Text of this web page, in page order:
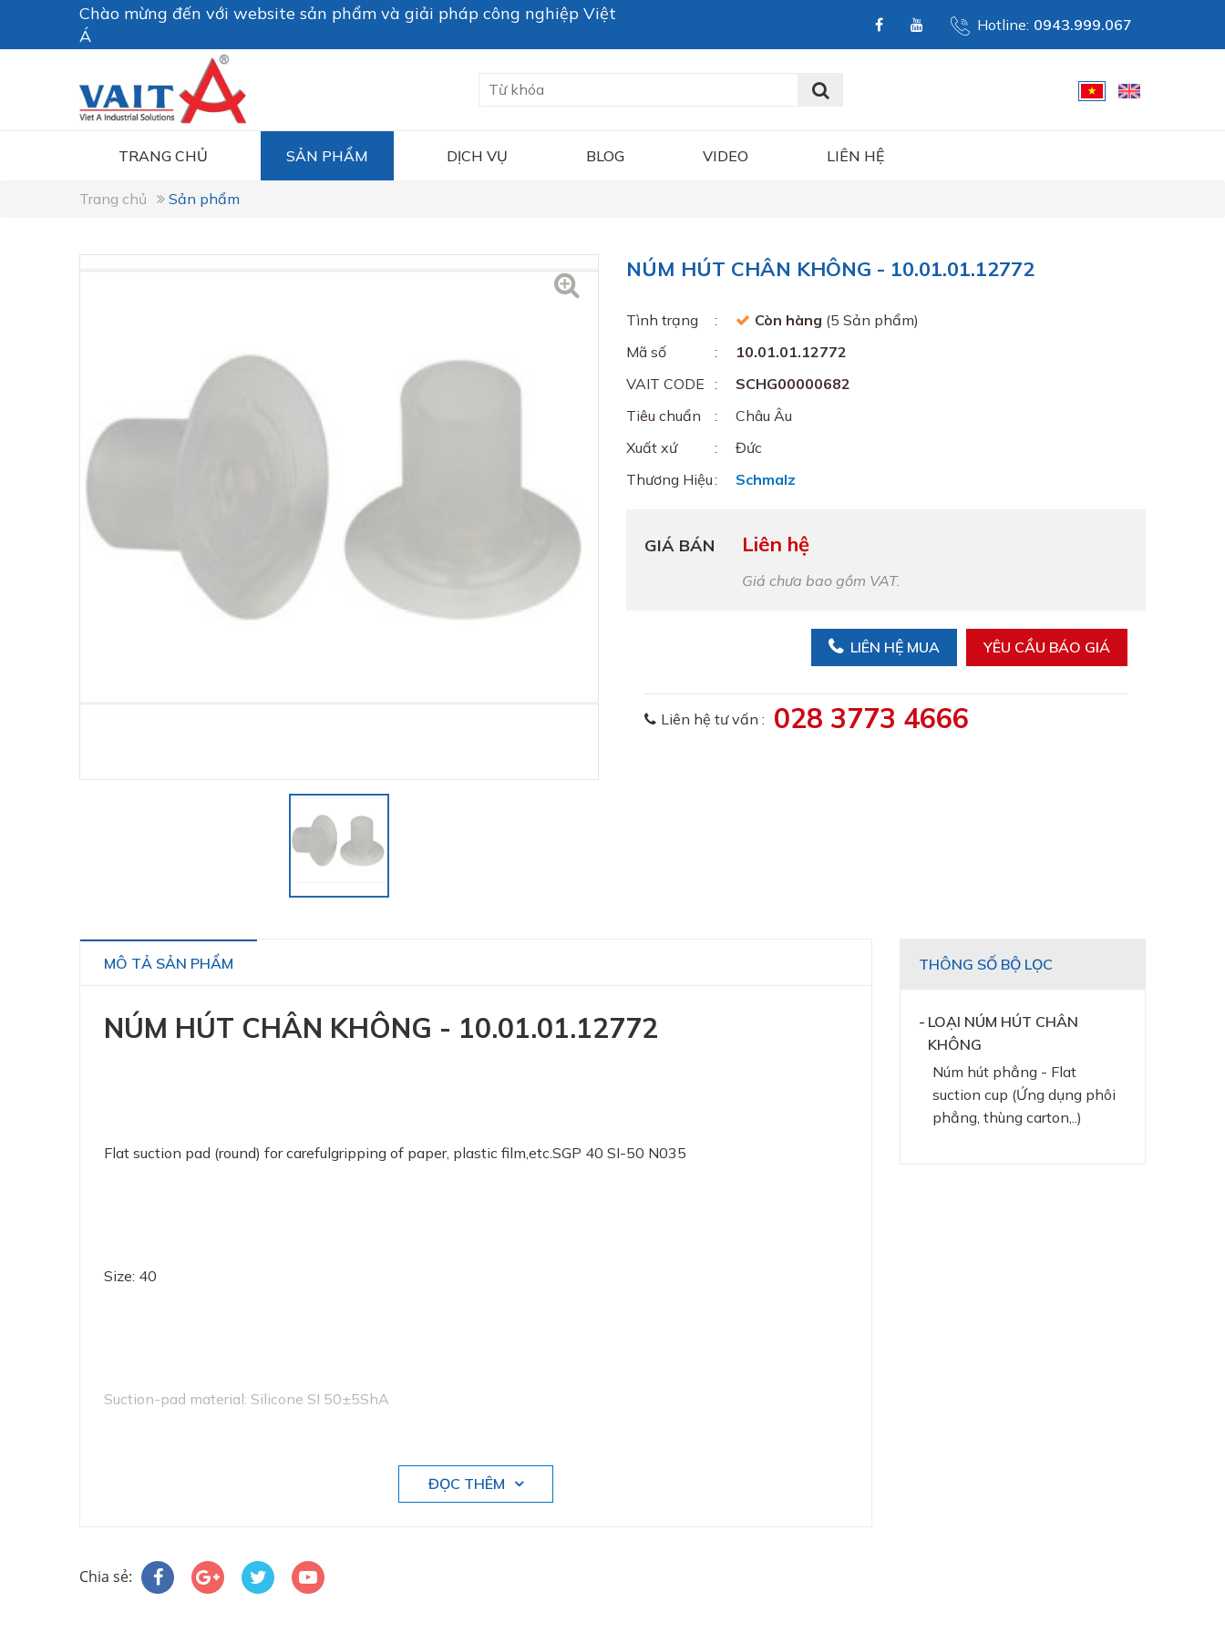
Chào mừng đến với website sản phẩm và giải pháp công nghiệp Việt
Á
Hotline: 0943.999.067
TRANG CHỦ SẢN PHẨM DỊCH VỤ BLOG VIDEO LIÊN HỆ
Trang chủ Sản phẩm
NÚM HÚT CHÂN KHÔNG - 10.01.01.12772
Tình trạng Còn hàng (5 Sản phẩm)
Mã số
10.01.01.12772
VAIT CODE
SCHG00000682
Tiêu chuẩn
Châu Âu
Xuất xứ
Đức
Thương Hiệu
Schmalz
GIÁ BÁN Liên hệ
Giá chưa bao gồm VAT.
LIÊN HỆ MUA YÊU CẦU BÁO GIÁ
Liên hệ tư vấn : 028 3773 4666
MÔ TẢ SẢN PHẨM
NÚM HÚT CHÂN KHÔNG - 10.01.01.12772
Flat suction pad (round) for carefulgripping of paper, plastic film,etc.SGP 40 SI-50 N035
Size: 40
Suction-pad material: Silicone SI 50±5ShA
ĐỌC THÊM
Chia sẻ:
THÔNG SỐ BỘ LỌC
LOẠI NÚM HÚT CHÂN
KHÔNG
Núm hút phẳng - Flat
suction cup (Ứng dụng phôi
phẳng, thùng carton,..)